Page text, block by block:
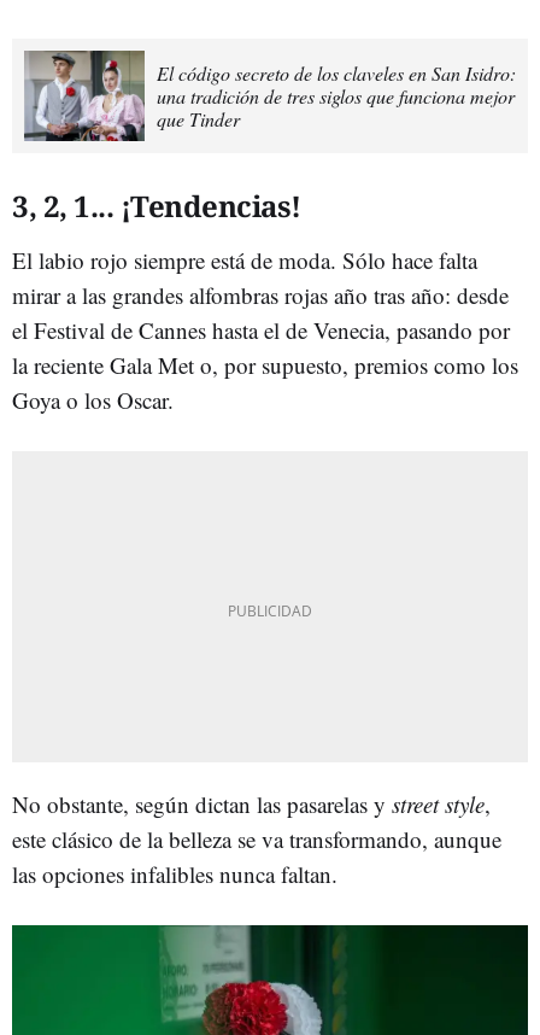
El código secreto de los claveles en San Isidro:
una tradición de tres siglos que funciona mejor
que Tinder
3, 2, 1... ¡Tendencias!
El labio rojo siempre está de moda. Sólo hace falta
mirar a las grandes alfombras rojas año tras año: desde
el Festival de Cannes hasta el de Venecia, pasando por
la reciente Gala Met o, por supuesto, premios como los
Goya o los Oscar.
No obstante, según dictan las pasarelas y street style,
este clásico de la belleza se va transformando, aunque
las opciones infalibles nunca faltan.